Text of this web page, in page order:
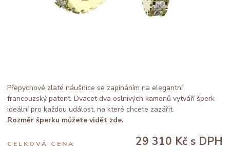
Přepychové zlaté náušnice se zapínáním na elegantní
francouzský patent. Dvacet dva oslnivých kamenů vytváří šperk
ideální pro každou událost, na které chcete zazářit.
Rozměr šperku můžete vidět zde.
CELKOVÁ CENA 29 310 Kč s DPH